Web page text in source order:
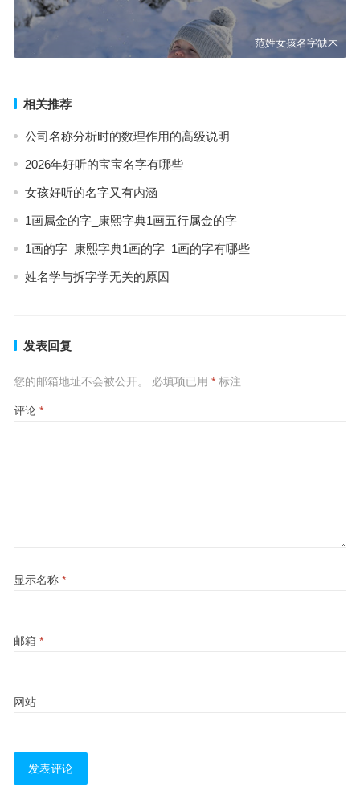
范姓女孩名字缺木
相关推荐
公司名称分析时的数理作用的高级说明
2026年好听的宝宝名字有哪些
女孩好听的名字又有内涵
1画属金的字_康熙字典1画五行属金的字
1画的字_康熙字典1画的字_1画的字有哪些
姓名学与拆字学无关的原因
发表回复
您的邮箱地址不会被公开。 必填项已用 *标注
评论 *
显示名称 *
邮箱 *
网站